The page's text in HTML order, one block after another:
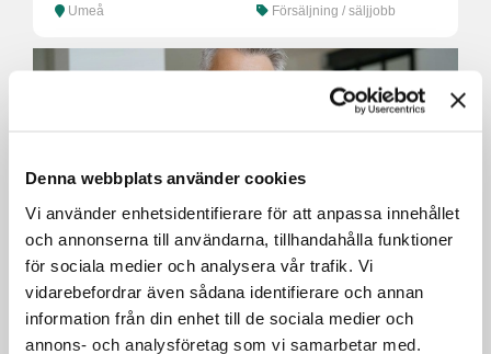
Denna webbplats använder cookies
Vi använder enhetsidentifierare för att anpassa innehållet
och annonserna till användarna, tillhandahålla funktioner
för sociala medier och analysera vår trafik. Vi
vidarebefordrar även sådana identifierare och annan
information från din enhet till de sociala medier och
annons- och analysföretag som vi samarbetar med.
Umeå Försäljning / säljjobb
Senior account manager till
Jungheinrich Östersund